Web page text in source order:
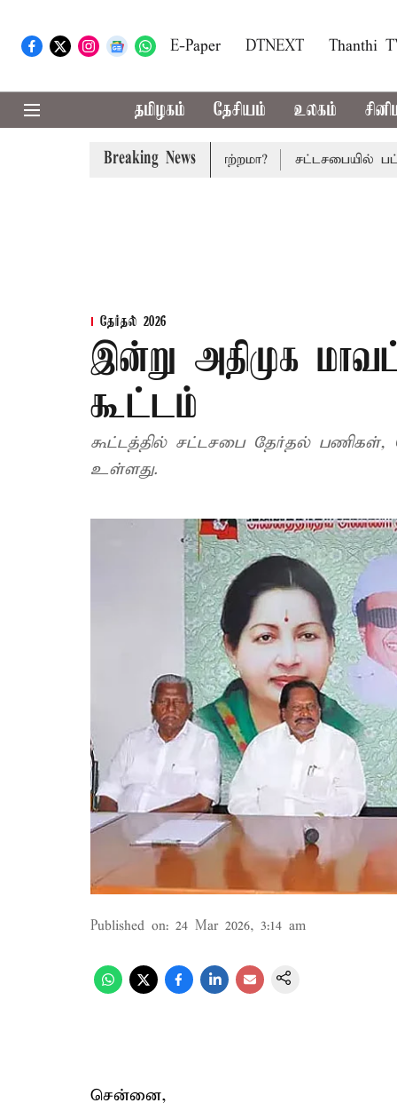
E-Paper DTNEXT Thanthi
தமிழகம் தேசியம் உலகம்
Breaking News
மாற்றமா?, தடுமாற்றமா? சட்டசபையில் பட்ஜெட்
தேர்தல் 2026
இன்று அதிமுக
கூட்டம்
கூட்டத்தில் சட்டசபை தேர்தல் பணிகள்,
உள்ளது.
Published on: 24 Mar 2026, 3:14 am
சென்னை,